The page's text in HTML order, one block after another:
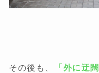
その後も、
「外に迂